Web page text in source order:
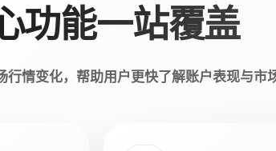
功能一站覆盖
行情变化，帮助用户更快了解账户表现与市